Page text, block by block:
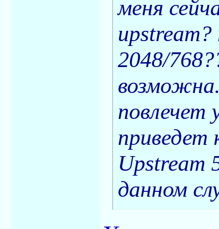
меня
2048/
повлечет
приведет
Upstream
данном